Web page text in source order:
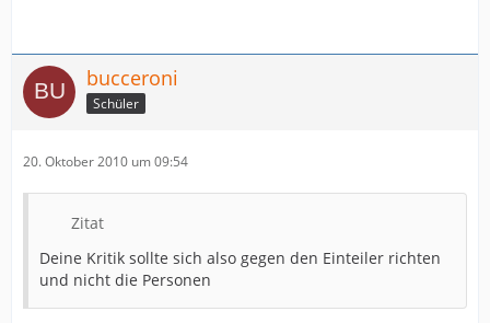
bucceroni
Schüler
20. Oktober 2010 um 09:54
Zitat
Deine Kritik sollte sich also gegen den Einteiler richten
und nicht die Personen